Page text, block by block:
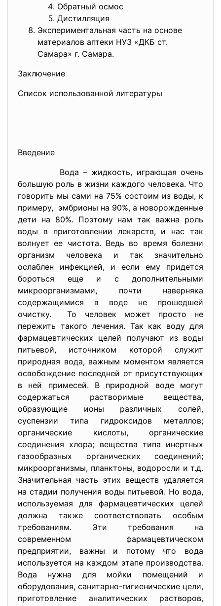
Обратный осмос
Дистилляция
Экспериментальная часть на основе
материалов аптеки НУЗ «ДКБ ст.
Самара» г. Самара.
Заключение
Список использованной литературы
Введение
Вода – жидкость, играющая очень
большую роль в жизни каждого человека. Что
говорить мы сами на 75% состоим из воды, к
примеру, эмбрионы на 90%, а новорожденные
дети на 80%. Поэтому нам так важна роль
воды в приготовлении лекарств, и нас так
волнует ее чистота. Ведь во время болезни
организм человека и так значительно
ослаблен инфекцией, и если ему придется
бороться еще и с дополнительными
микроорганизмами, почти наверняка
содержащимися в воде не прошедшей
очистку. То человек может просто не
пережить такого лечения. Так как воду для
фармацевтических целей получают из воды
питьевой, источником которой служит
природная вода, важным моментом является
освобождение последней от присутствующих
в ней примесей. В природной воде могут
содержаться растворимые вещества,
образующие ионы различных солей,
суспензии типа гидроксидов металлов;
органические кислоты, органические
соединения хлора; вещества типа инертных
газообразных органических соединений;
микроорганизмы, планктоны, водоросли и т.д.
Значительная часть этих веществ удаляется
на стадии получения воды питьевой. Но вода,
используемая для фармацевтических целей
должна также соответствовать особым
требованиям. Эти требования на
современном фармацевтическом
предприятии, важны и потому что вода
используется на каждом этапе производства.
Вода нужна для мойки помещений и
оборудования, санитарно-гигиенические цели,
приготовление аналитических растворов,